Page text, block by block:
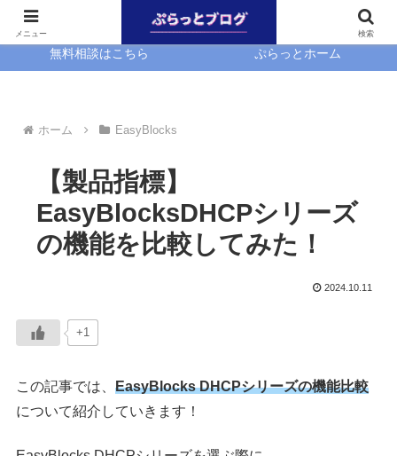
無料相談はこちら ぷらっとホーム
ホーム EasyBlocks
【製品指標】
EasyBlocksDHCPシリーズ
の機能を比較してみた！
2024.10.11
+1
この記事では、EasyBlocks DHCPシリーズの機能比較
について紹介していきます！
メニュー 検索